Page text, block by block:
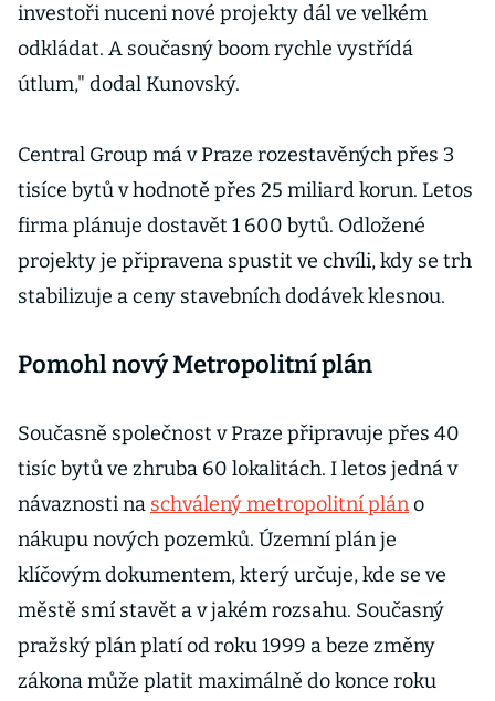
investoři nuceni nové projekty dál ve velkém
odkládat. A současný boom rychle vystřídá
útlum," dodal Kunovský.
Central Group má v Praze rozestavěných přes 3
tisíce bytů v hodnotě přes 25 miliard korun. Letos
firma plánuje dostavět 1 600 bytů. Odložené
projekty je připravena spustit ve chvíli, kdy se trh
stabilizuje a ceny stavebních dodávek klesnou.
Pomohl nový Metropolitní plán
Současně společnost v Praze připravuje přes 40
tisíc bytů ve zhruba 60 lokalitách. I letos jedná v
návaznosti na schválený metropolitní pláno
nákupu nových pozemků. Územní plán je
klíčovým dokumentem, který určuje, kde se ve
městě smí stavět a v jakém rozsahu. Současný
pražský plán platí od roku 1999 a beze změny
zákona může platit maximálně do konce roku